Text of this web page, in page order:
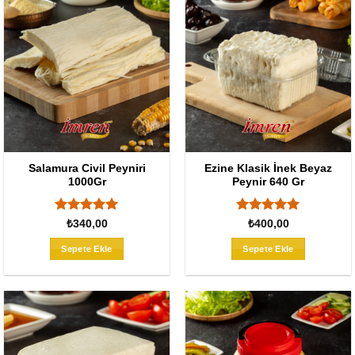
Salamura Civil Peyniri
1000Gr
5 üzerinden
5oy aldı
₺340,00
Sepete Ekle
Ezine Klasik İnek Beyaz
Peynir 640 Gr
5 üzerinden
5oy aldı
₺400,00
Sepete Ekle